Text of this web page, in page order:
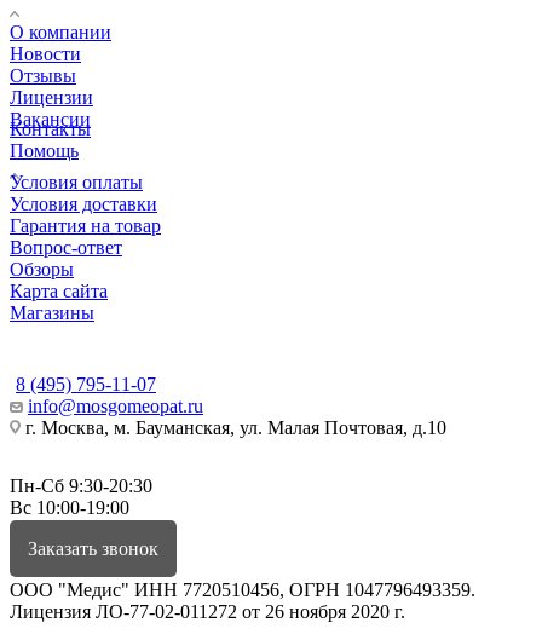
О компании
Новости
Отзывы
Лицензии
Вакансии
Контакты
Помощь
Условия оплаты
Условия доставки
Гарантия на товар
Вопрос-ответ
Обзоры
Карта сайта
Магазины
8 (495) 795-11-07
info@mosgomeopat.ru
г. Москва, м. Бауманская, ул. Малая Почтовая, д.10
Пн-Сб 9:30-20:30
Вс 10:00-19:00
Заказать звонок
ООО "Медис" ИНН 7720510456, ОГРН 1047796493359.
Лицензия ЛО-77-02-011272 от 26 ноября 2020 г.